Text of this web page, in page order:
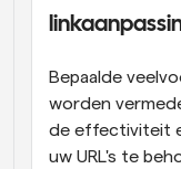
Bepaalde
worden
de effectiviteit
uw URL's te